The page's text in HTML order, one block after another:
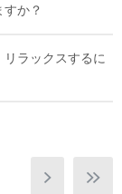
か？
ラックスするに